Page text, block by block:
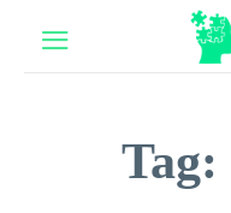
Tag: